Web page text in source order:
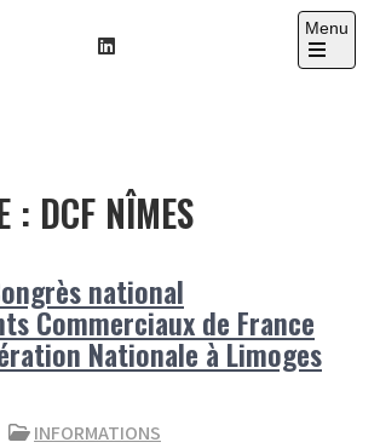
Menu
Open
: DCF NÎMES
national
Commerciaux de France
Nationale à Limoges
INFORMATIONS